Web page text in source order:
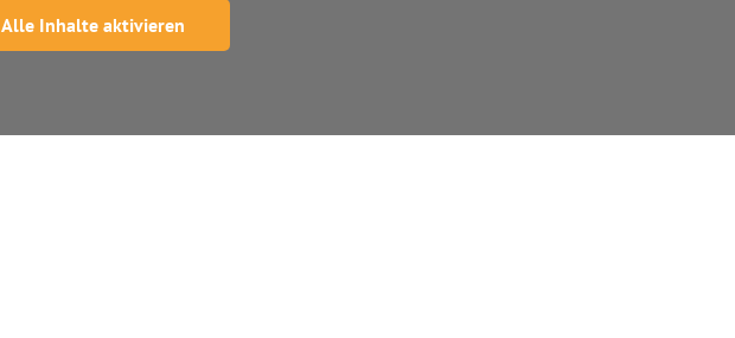
Alle Inhalte aktivieren